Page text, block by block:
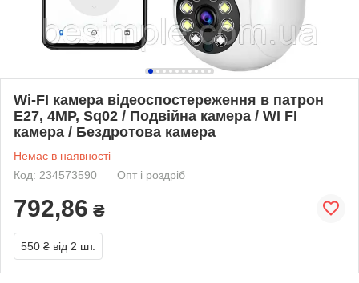
Wi-FI камера відеоспостереження в патрон
E27, 4МР, Sq02 / Подвійна камера / WI FI
камера / Бездротова камера
Немає в наявності
Код: 234573590
Опт і роздріб
792,86 ₴
550 ₴ від 2 шт.